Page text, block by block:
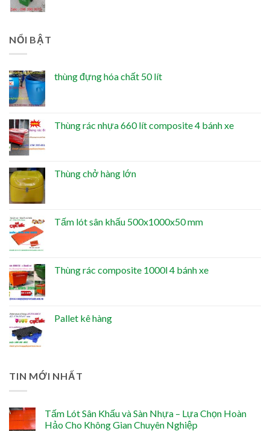
NỔI BẬT
thùng đựng hóa chất 50 lít
Thùng rác nhựa 660 lít composite 4 bánh xe
Thùng chở hàng lớn
Tấm lót sân khấu 500x1000x50 mm
Thùng rác composite 1000l 4 bánh xe
Pallet kê hàng
TIN MỚI NHẤT
Tấm Lót Sân Khấu và Sàn Nhựa – Lựa Chọn Hoàn
Hảo Cho Không Gian Chuyên Nghiệp